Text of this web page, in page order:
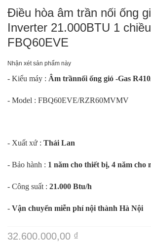
Điều hòa âm trần nối ống
Inverter 21.000BTU 1 chiều
FBQ60EVE
Nhận xét sản phẩm này
- Kiểu máy : Âm trầnnối ống gió -Gas
- Model : FBQ60EVE/RZR60MVMV
- Xuất xứ : Thái Lan
- Bảo hành : 1 năm cho thiết bị, 4 năm cho
- Công suất : 21.000 Btu/h
- Vận chuyển miễn phí nội thành Hà Nội
32.600.000,00 ₫